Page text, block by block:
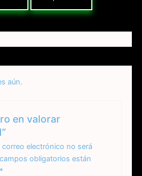
aún.
en valorar
correo electrónico no será
obligatorios están
*